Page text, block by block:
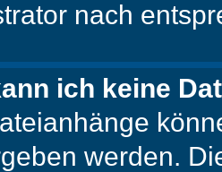
nach
ich keine
werden.